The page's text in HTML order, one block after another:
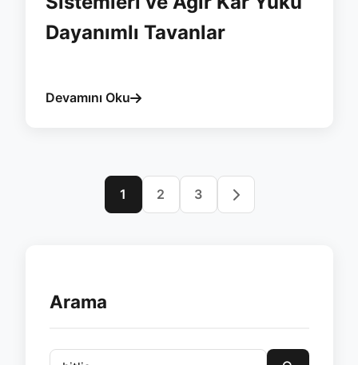
Dayanımlı Tavanlar
Devamını Oku
1 2 3
Arama